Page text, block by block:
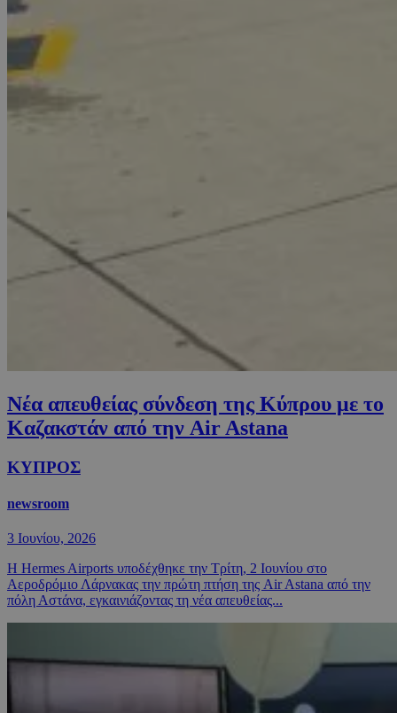
Νέα απευθείας σύνδεση της Κύπρου με το
Καζακστάν από την Air Astana
ΚΥΠΡΟΣ
newsroom
3 Ιουνίου, 2026
Η Hermes Airports υποδέχθηκε την Τρίτη, 2 Ιουνίου στο
Αεροδρόμιο Λάρνακας την πρώτη πτήση της Air Astana από την
πόλη Αστάνα, εγκαινιάζοντας τη νέα απευθείας...